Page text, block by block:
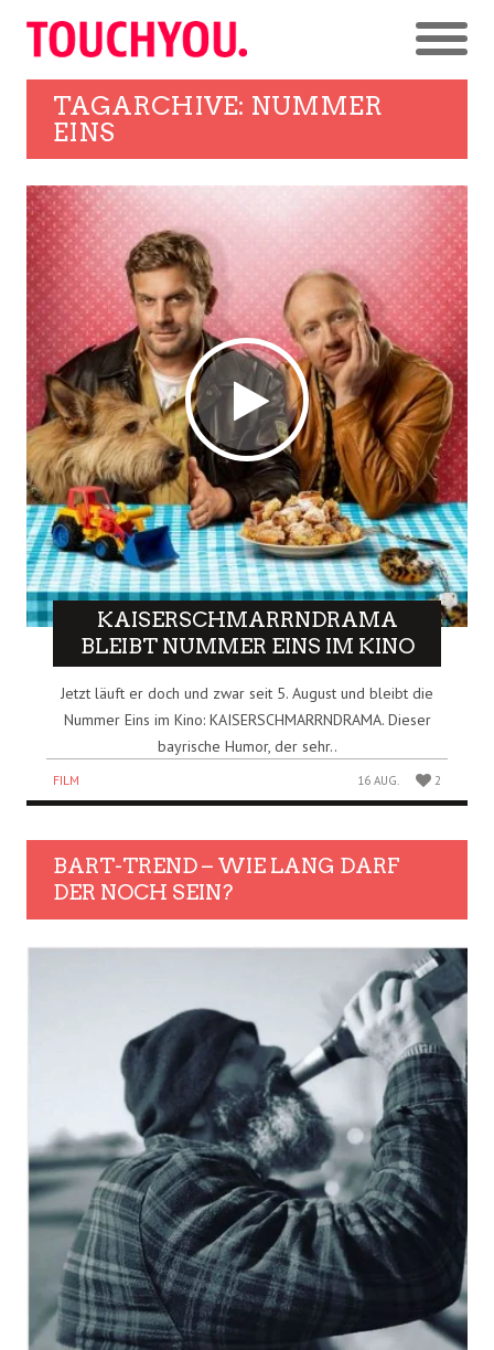
TAGARCHIVE: NUMMER
EINS
KAISERSCHMARRNDRAMA
BLEIBT NUMMER EINS IM KINO
Jetzt läuft er doch und zwar seit 5. August und bleibt die
Nummer Eins im Kino: KAISERSCHMARRNDRAMA. Dieser
bayrische Humor, der sehr..
FILM 16 AUG. 2
BART-TREND – WIE LANG DARF
DER NOCH SEIN?